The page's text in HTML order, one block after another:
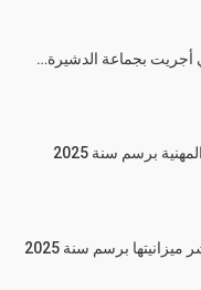
أجريت بجماعة الدشيرة…
برسم سنة 2025
برسم سنة 2025